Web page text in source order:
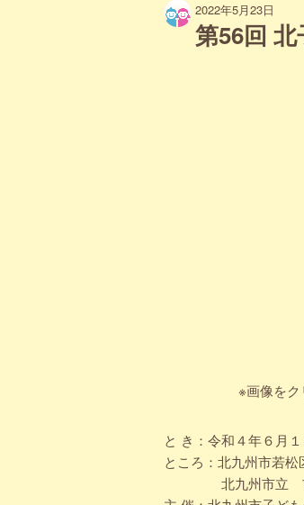
2022年5月23日
第56回
※画像をク
と き：令和４年６月
ところ：北九州市若
北九州市立 玄